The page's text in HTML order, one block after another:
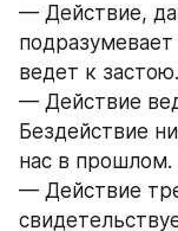
— Действие,
ведет к застою.
— Действие
Бездействие
нас в прошлом.
— Действие